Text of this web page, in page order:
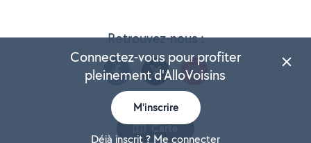
Carte
Retrouvez-nous :
Connectez-vous pour profiter
pleinement d'AlloVoisins
M'inscrire
Déjà inscrit ? Me connecter